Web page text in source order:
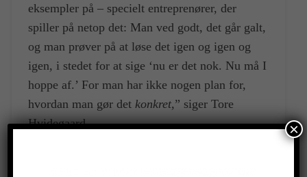
eksempler på – specielt entreprenører, der
spiller på netop det: Man ved godt, det går galt,
og man prøver på at løse det igen og igen og
igen, i stedet for at sige ‘nu er det nok. Nu må I
hoppe af.’ For man har ikke nogen plan for,
hvordan man gør det konkret,” siger Tore
Hvidegaard.
×